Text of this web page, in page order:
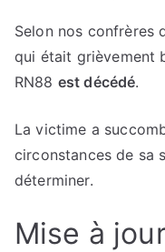
Selon nos confrères
qui était grièvement
RN88 est décédé.
La victime a
circonstances de sa
déterminer.
Mise à